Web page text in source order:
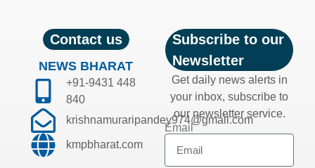
Contact us
NEWS BHARAT
+91-9431 448
840
krishnamuraripandey974@gmail.com
kmpbharat.com
Subscribe to our
Newsletter
Get daily news alerts in
your inbox, subscribe to
our newsletter service.
Email